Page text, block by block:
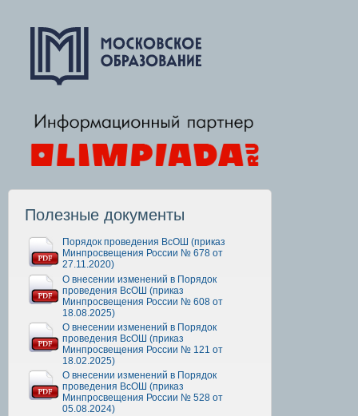
Полезные документы
Порядок проведения ВсОШ (приказ
Минпросвещения России № 678 от
27.11.2020)
О внесении изменений в Порядок
проведения ВсОШ (приказ
Минпросвещения России № 608 от
18.08.2025)
О внесении изменений в Порядок
проведения ВсОШ (приказ
Минпросвещения России № 121 от
18.02.2025)
О внесении изменений в Порядок
проведения ВсОШ (приказ
Минпросвещения России № 528 от
05.08.2024)